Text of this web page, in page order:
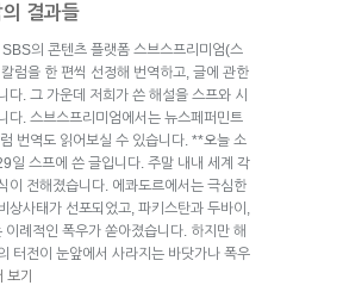
결과들
의 콘텐츠 플랫폼 스브스프리미엄(스
럼을 한 편씩 선정해 번역하고, 글에 관한
다. 그 가운데 저희가 쓴 해설을 스프와 시
다. 스브스프리미엄에서는 뉴스페퍼민트
번역도 읽어보실 수 있습니다. **오늘 소
일 스프에 쓴 글입니다. 주말 내내 세계 각
이 전해졌습니다. 에콰도르에서는 극심한
상사태가 선포되었고, 파키스탄과 두바이,
이례적인 폭우가 쏟아졌습니다. 하지만 해
터전이 눈앞에서 사라지는 바닷가나 폭우
보기